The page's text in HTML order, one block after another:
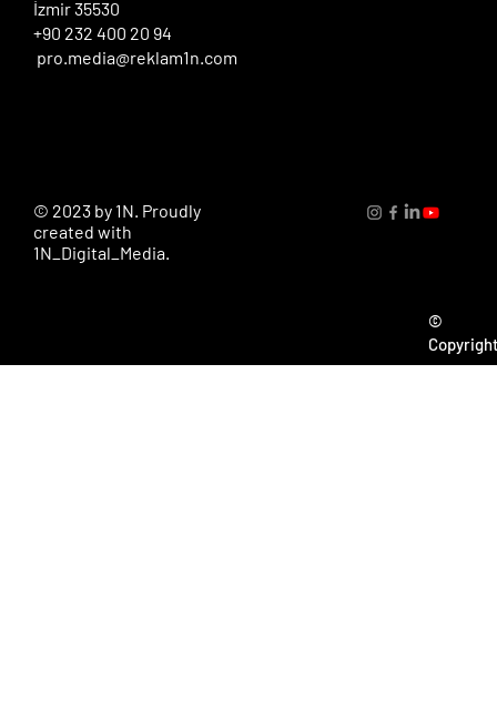
İzmir 35530
+90 232 400 20 94
pro.media@reklam1n.com
©
© 2023 by 1N. Proudly
created with
1N_Digital_Media.